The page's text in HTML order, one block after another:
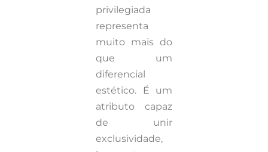
privilegiada
representa
muito mais do
que um
diferencial
estético. É um
atributo capaz
de unir
exclusividade,